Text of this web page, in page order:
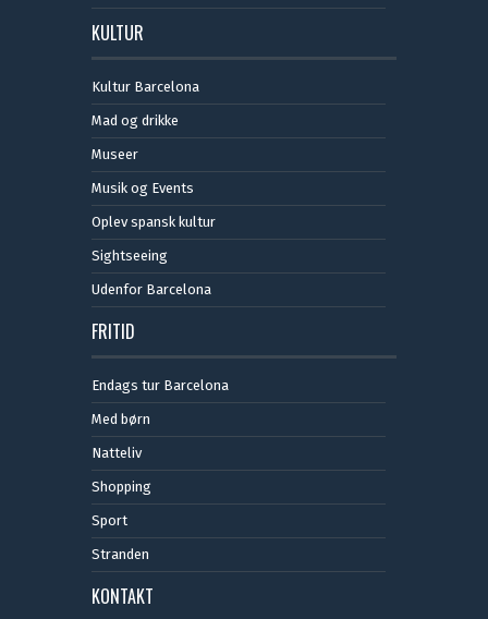
KULTUR
Kultur Barcelona
Mad og drikke
Museer
Musik og Events
Oplev spansk kultur
Sightseeing
Udenfor Barcelona
FRITID
Endags tur Barcelona
Med børn
Natteliv
Shopping
Sport
Stranden
KONTAKT